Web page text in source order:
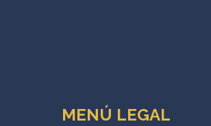
MENÚ LEGAL